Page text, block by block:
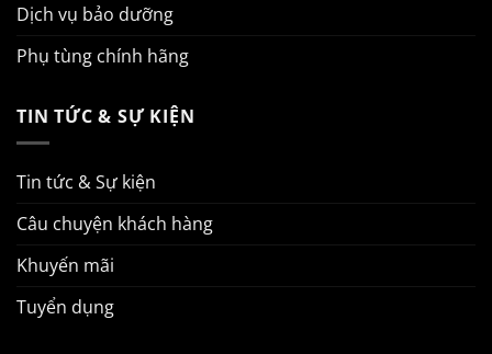
Dịch vụ bảo dưỡng
Phụ tùng chính hãng
TIN TỨC & SỰ KIỆN
Tin tức & Sự kiện
Câu chuyện khách hàng
Khuyến mãi
Tuyển dụng